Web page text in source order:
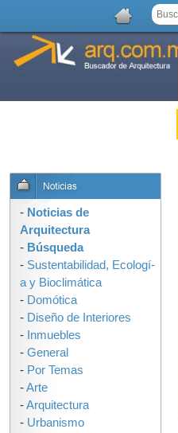
- Noticias de
Arquitectura
- Búsqueda
- Sustentabilidad, Ecologí­
a y Bioclimática
- Domótica
- Diseño de Interiores
- Inmuebles
- General
- Por Temas
-Arte
-Arquitectura
- Urbanismo